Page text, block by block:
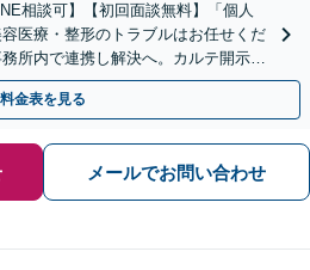
相談可】【初回面談無料】「個人
医療・整形のトラブルはお任せくだ
所内で連携し解決へ。カルテ開示や
ます【休日夜間面談可】
料金表を見る
メールでお問い合わせ